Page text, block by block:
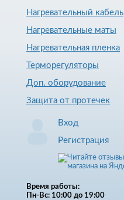
Нагревательный кабель
Нагревательные маты
Нагревательная пленка
Терморегуляторы
Доп. оборудование
Защита от протечек
Вход
Регистрация
Время работы:
Пн-Вс: 10:00 до 19:00